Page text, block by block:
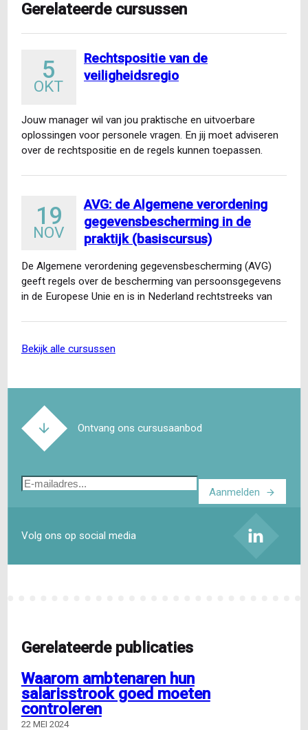
Gerelateerde cursussen
5
OKT
Rechtspositie van de
veiligheidsregio
Jouw manager wil van jou praktische en uitvoerbare
oplossingen voor personele vragen. En jij moet adviseren
over de rechtspositie en de regels kunnen toepassen.
19
NOV
AVG: de Algemene verordening
gegevensbescherming in de
praktijk (basiscursus)
De Algemene verordening gegevensbescherming (AVG)
geeft regels over de bescherming van persoonsgegevens
in de Europese Unie en is in Nederland rechtstreeks van
bekijk alle cursussen
Ontvang ons cursusaanbod
E-
Aanmelden
Volg ons op social media
Gerelateerde publicaties
Waarom ambtenaren hun
salarisstrook goed moeten
controleren
22 MEI 2024